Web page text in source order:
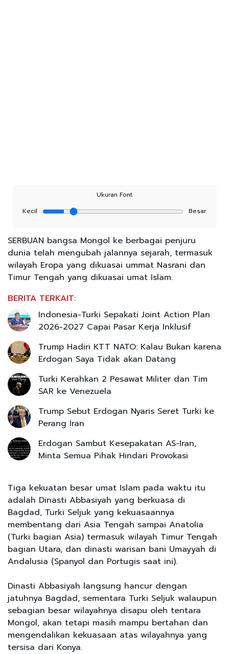
Ukuran Font
Kecil
Besar
SERBUAN bangsa Mongol ke berbagai penjuru
dunia telah mengubah jalannya sejarah, termasuk
wilayah Eropa yang dikuasai ummat Nasrani dan
Timur Tengah yang dikuasai umat Islam.
BERITA TERKAIT:
Indonesia-Turki Sepakati Joint Action Plan
2026-2027 Capai Pasar Kerja Inklusif
Trump Hadiri KTT NATO: Kalau Bukan karena
Erdogan Saya Tidak akan Datang
Turki Kerahkan 2 Pesawat Militer dan Tim
SAR ke Venezuela
Trump Sebut Erdogan Nyaris Seret Turki ke
Perang Iran
Erdogan Sambut Kesepakatan AS-Iran,
Minta Semua Pihak Hindari Provokasi
Tiga kekuatan besar umat Islam pada waktu itu
adalah Dinasti Abbasiyah yang berkuasa di
Bagdad, Turki Seljuk yang kekuasaannya
membentang dari Asia Tengah sampai Anatolia
(Turki bagian Asia) termasuk wilayah Timur Tengah
bagian Utara, dan dinasti warisan bani Umayyah di
Andalusia (Spanyol dan Portugis saat ini).
Dinasti Abbasiyah langsung hancur dengan
jatuhnya Bagdad, sementara Turki Seljuk walaupun
sebagian besar wilayahnya disapu oleh tentara
Mongol, akan tetapi masih mampu bertahan dan
mengendalikan kekuasaan atas wilayahnya yang
tersisa dari Konya.